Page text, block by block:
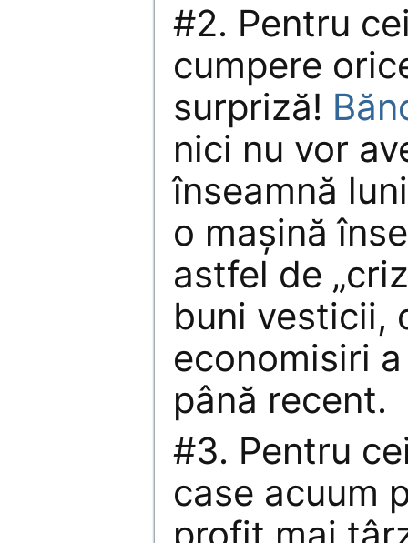
#2. Pentru
cumpere
surpriză!
nici nu vor
înseamnă
o maşină
astfel de
buni vesticii,
economisiri
până recent.
#3. Pentru
case acuum